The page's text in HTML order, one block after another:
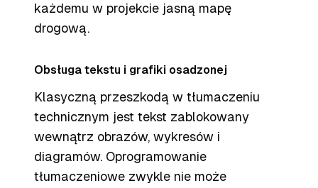
każdemu w projekcie jasną mapę
drogową.
Obsługa tekstu i grafiki osadzonej
Klasyczną przeszkodą w tłumaczeniu
technicznym jest tekst zablokowany
wewnątrz obrazów, wykresów i
diagramów. Oprogramowanie
tłumaczeniowe zwykle nie może